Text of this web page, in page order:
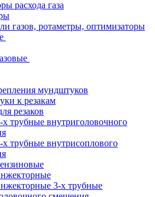
расхода газа
газов, ротаметры, оптимизаторы
мундштуков
к резакам
резаков
х трубные внутриголовочного
х трубные внутрисоплового
3-х трубные